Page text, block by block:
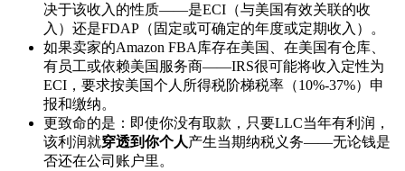
决于该收入的性质——是ECI（与美国有效关联的收
入）还是FDAP（固定或可确定的年度或定期收入）。
如果卖家的Amazon FBA库存在美国、在美国有仓库、
有员工或依赖美国服务商——IRS很可能将收入定性为
ECI，要求按美国个人所得税阶梯税率（10%-37%）申
报和缴纳。
更致命的是：即使你没有取款，只要LLC当年有利润，
该利润就穿透到你个人产生当期纳税义务——无论钱是
否还在公司账户里。